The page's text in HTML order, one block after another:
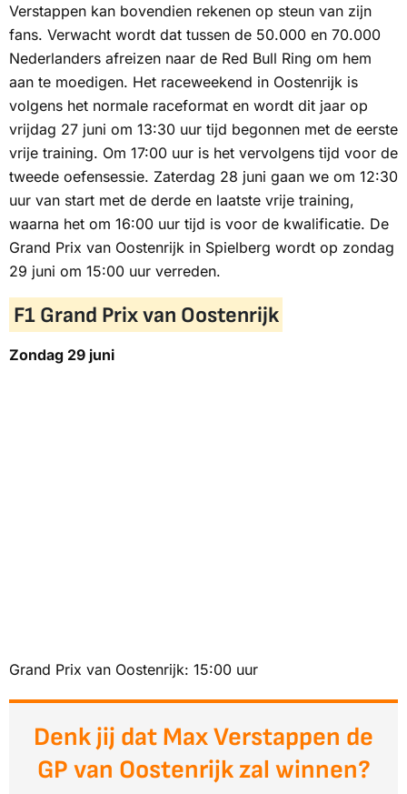
Verstappen kan bovendien rekenen op steun van zijn
fans. Verwacht wordt dat tussen de 50.000 en 70.000
Nederlanders afreizen naar de Red Bull Ring om hem
aan te moedigen. Het raceweekend in Oostenrijk is
volgens het normale raceformat en wordt dit jaar op
vrijdag 27 juni om 13:30 uur tijd begonnen met de eerste
vrije training. Om 17:00 uur is het vervolgens tijd voor de
tweede oefensessie. Zaterdag 28 juni gaan we om 12:30
uur van start met de derde en laatste vrije training,
waarna het om 16:00 uur tijd is voor de kwalificatie. De
Grand Prix van Oostenrijk in Spielberg wordt op zondag
29 juni om 15:00 uur verreden.
F1 Grand Prix van Oostenrijk
Zondag 29 juni
Grand Prix van Oostenrijk: 15:00 uur
Denk jij dat Max Verstappen de
GP van Oostenrijk zal winnen?